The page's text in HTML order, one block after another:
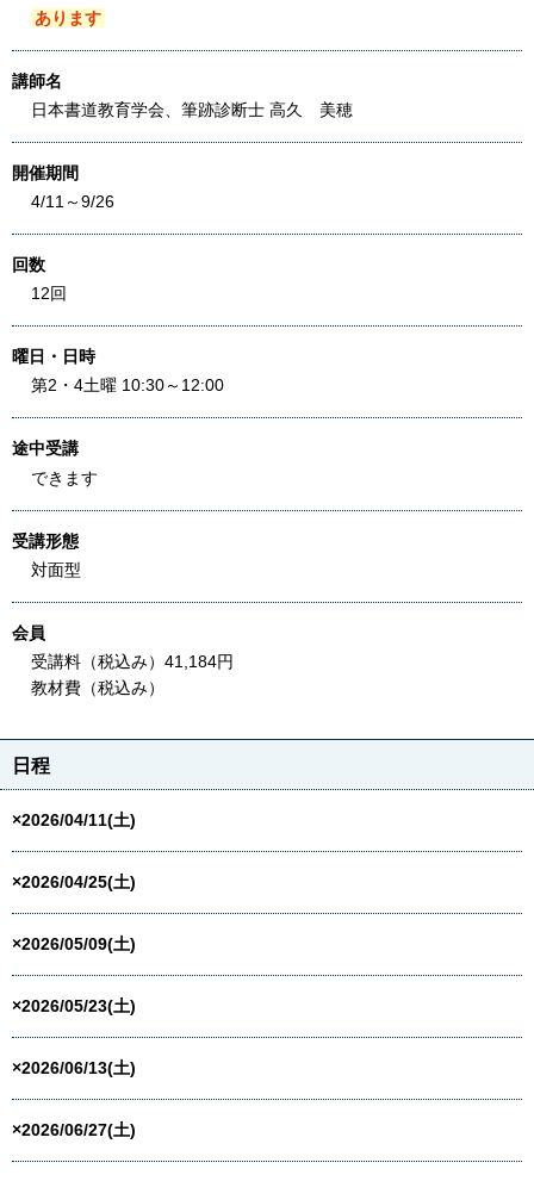
あります
講師名
日本書道教育学会、筆跡診断士 高久 美穂
開催期間
4/11～9/26
回数
12回
曜日・日時
第2・4土曜 10:30～12:00
途中受講
できます
受講形態
対面型
会員
受講料（税込み）41,184円
教材費（税込み）
日程
×2026/04/11(土)
×2026/04/25(土)
×2026/05/09(土)
×2026/05/23(土)
×2026/06/13(土)
×2026/06/27(土)